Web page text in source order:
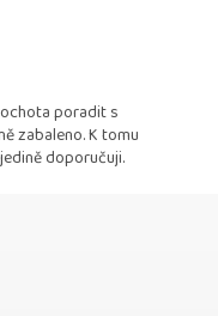
5 hvězdiček.
poradit s
zabaleno. K tomu
doporučuji.